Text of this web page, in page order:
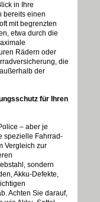
in Ihre
bereits einen
mit begrenzten
etwa durch die
Rädern oder
die
der
für Ihren
– aber je
spezielle Fahrrad-
Vergleich zur
sondern
Akku-Defekte,
Achten Sie darauf,